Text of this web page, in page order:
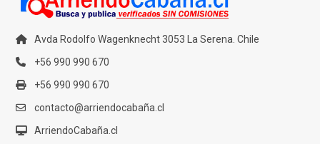
Avda Rodolfo Wagenknecht 3053 La Serena. Chile
+56 990 990 670
+56 990 990 670
contacto@arriendocabaña.cl
ArriendoCabaña.cl